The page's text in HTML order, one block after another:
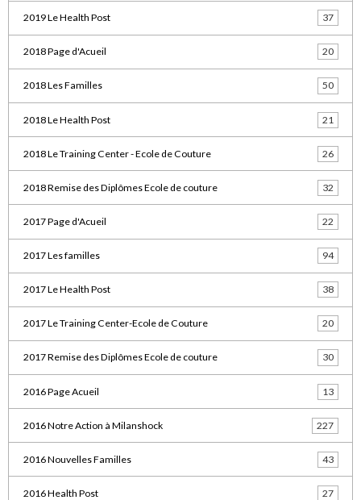
2019 Le Health Post 37
2018 Page d'Acueil 20
2018 Les Familles 50
2018 Le Health Post 21
2018 Le Training Center - Ecole de Couture 26
2018 Remise des Diplômes Ecole de couture 32
2017 Page d'Acueil 22
2017 Les familles 94
2017 Le Health Post 38
2017 Le Training Center-Ecole de Couture 20
2017 Remise des Diplômes Ecole de couture 30
2016 Page Acueil 13
2016 Notre Action à Milanshock 227
2016 Nouvelles Familles 43
2016 Health Post 27